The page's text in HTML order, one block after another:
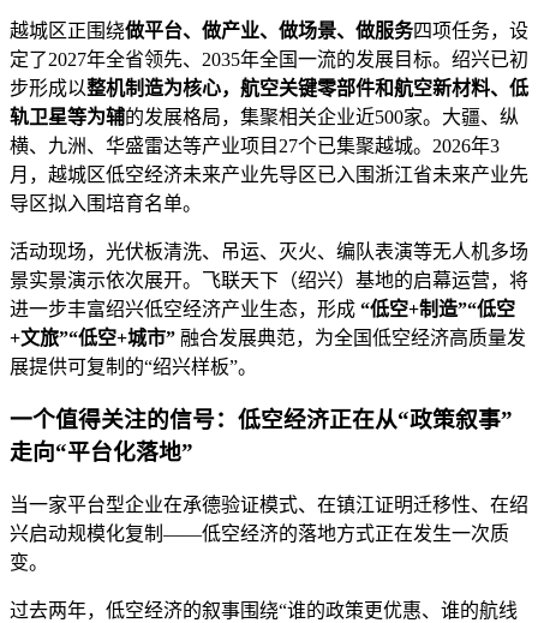
越城区正围绕做平台、做产业、做场景、做服务四项任务，设
定了2027年全省领先、2035年全国一流的发展目标。绍兴已初
步形成以整机制造为核心，航空关键零部件和航空新材料、低
轨卫星等为辅的发展格局，集聚相关企业近500家。大疆、纵
横、九洲、华盛雷达等产业项目27个已集聚越城。2026年3
月，越城区低空经济未来产业先导区已入围浙江省未来产业先
导区拟入围培育名单。
活动现场，光伏板清洗、吊运、灭火、编队表演等无人机多场
景实景演示依次展开。飞联天下（绍兴）基地的启幕运营，将
进一步丰富绍兴低空经济产业生态，形成 “低空+制造”“低空
+文旅”“低空+城市” 融合发展典范，为全国低空经济高质量发
展提供可复制的“绍兴样板”。
一个值得关注的信号：低空经济正在从“政策叙事”
走向“平台化落地”
当一家平台型企业在承德验证模式、在镇江证明迁移性、在绍
兴启动规模化复制——低空经济的落地方式正在发生一次质
变。
过去两年，低空经济的叙事围绕“谁的政策更优惠、谁的航线